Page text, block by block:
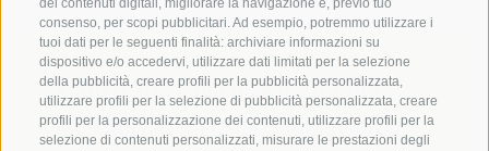
dei contenuti digitali, migliorare la navigazione e, previo tuo
consenso, per scopi pubblicitari. Ad esempio, potremmo utilizzare i
tuoi dati per le seguenti finalità: archiviare informazioni su
dispositivo e/o accedervi, utilizzare dati limitati per la selezione
della pubblicità, creare profili per la pubblicità personalizzata,
utilizzare profili per la selezione di pubblicità personalizzata, creare
profili per la personalizzazione dei contenuti, utilizzare profili per la
selezione di contenuti personalizzati, misurare le prestazioni degli
Registratevi alla newsletter del
Melcherhof e restate aggiornati...